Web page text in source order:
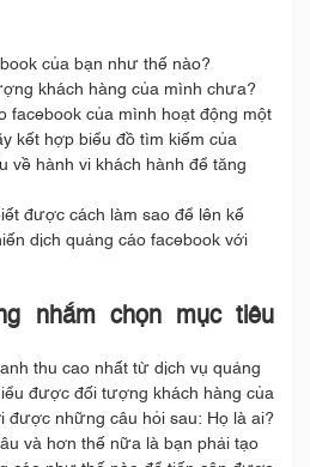
của bạn như thế nào?
khách hàng của mình chưa?
facebook của mình hoạt động một
kết hợp biểu đồ tìm kiếm của
về hành vi khách hành để tăng
được cách làm sao để lên kế
dịch quảng cáo facebook với
nhắm chọn mục tiêu
thu cao nhất từ dịch vụ quảng
được đối tượng khách hàng của
được những câu hỏi sau: Họ là ai?
và hơn thế nữa là bạn phải tạo